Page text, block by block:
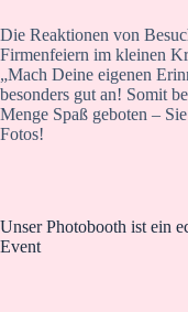
Die Reaktionen von
Firmenfeiern im kleinen
„Mach Deine eigenen
besonders gut an! Somit
Menge Spaß geboten –
Fotos!
Unser Photobooth ist ein
Event